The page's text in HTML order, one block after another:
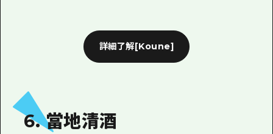
詳細了解[Koune]
6. 當地清酒